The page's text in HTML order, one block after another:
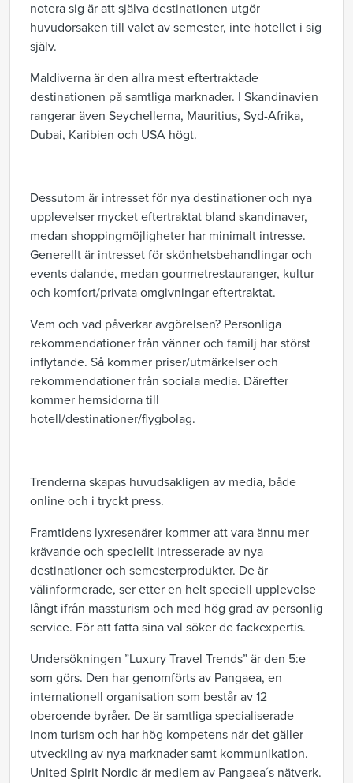
notera sig är att själva destinationen utgör
huvudorsaken till valet av semester, inte hotellet i sig
själv.
Maldiverna är den allra mest eftertraktade
destinationen på samtliga marknader. I Skandinavien
rangerar även Seychellerna, Mauritius, Syd-Afrika,
Dubai, Karibien och USA högt.
Dessutom är intresset för nya destinationer och nya
upplevelser mycket eftertraktat bland skandinaver,
medan shoppingmöjligheter har minimalt intresse.
Generellt är intresset för skönhetsbehandlingar och
events dalande, medan gourmetrestauranger, kultur
och komfort/privata omgivningar eftertraktat.
Vem och vad påverkar avgörelsen? Personliga
rekommendationer från vänner och familj har störst
inflytande. Så kommer priser/utmärkelser och
rekommendationer från sociala media. Därefter
kommer hemsidorna till
hotell/destinationer/flygbolag.
Trenderna skapas huvudsakligen av media, både
online och i tryckt press.
Framtidens lyxresenärer kommer att vara ännu mer
krävande och speciellt intresserade av nya
destinationer och semesterprodukter. De är
välinformerade, ser etter en helt speciell upplevelse
långt ifrån massturism och med hög grad av personlig
service. För att fatta sina val söker de fackexpertis.
Undersökningen ”Luxury Travel Trends” är den 5:e
som görs. Den har genomförts av Pangaea, en
internationell organisation som består av 12
oberoende byråer. De är samtliga specialiserade
inom turism och har hög kompetens när det gäller
utveckling av nya marknader samt kommunikation.
United Spirit Nordic är medlem av Pangaea´s nätverk.